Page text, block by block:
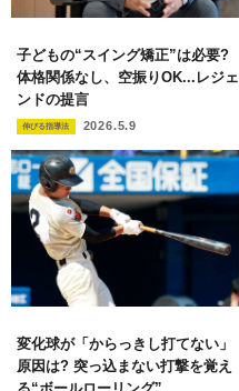
子どもの“スイング矯正”は必要?
体格関係なし、空振りOK...レジェ
ンドの提言
伸びる指導法 2026.5.9
変化球が「からっきし打てない」
原因は? 突っ込まない打撃を覚え